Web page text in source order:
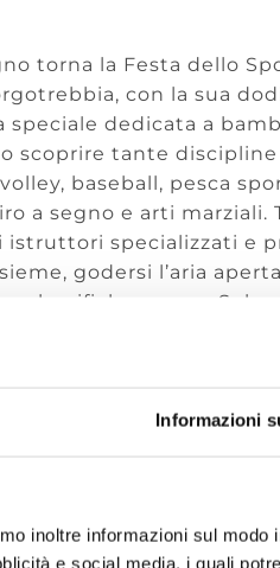
Informazioni
inoltre informazioni sul modo
e social media, i quali
torna la Festa dello
con la sua
speciale dedicata a
scoprire tante
baseball, pesca
a segno e arti
istruttori specializzati e
godersi l’aria
a classifiche o gare. Solo
lo sport è gioco,
vi aspettiamo
all’insegna del
a saltare, correre e